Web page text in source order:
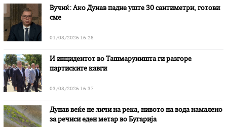
Вучиќ: Ако Дунав падне уште 30 сантиметри, готови
сме
01/08/2026 16:28
И инцидентот во Ташмаруништa ги разгоре
партиските кавги
03/08/2026 16:37
Дунав веќе не личи на река, нивото на вода намалено
за речиси еден метар во Бугарија